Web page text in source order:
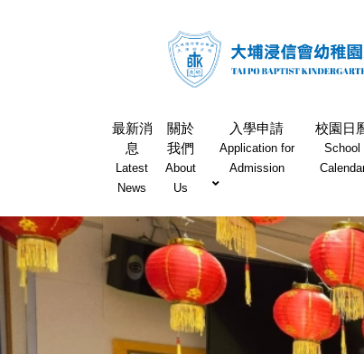
最新消
息
Latest
News
關於
我們
About
Us
入學申請
Application for
Admission
校園日
School